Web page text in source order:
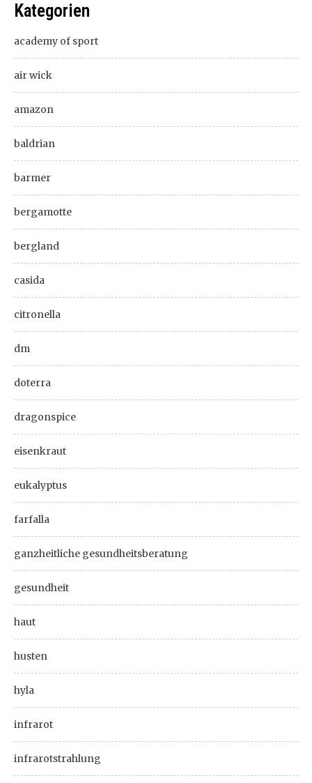
Kategorien
academy of sport
air wick
amazon
baldrian
barmer
bergamotte
bergland
casida
citronella
dm
doterra
dragonspice
eisenkraut
eukalyptus
farfalla
ganzheitliche gesundheitsberatung
gesundheit
haut
husten
hyla
infrarot
infrarotstrahlung